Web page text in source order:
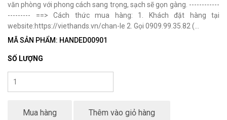
văn phòng với phong cách sang trọng, sạch sẽ gọn gàng. ------------
--------- ==> Cách thức mua hàng: 1. Khách đặt hàng tại
website:https://viethands.vn/chan-le 2. Gọi 0909.99.35.82 (...
MÃ SẢN PHẨM: HANDED00901
SỐ LƯỢNG
Mua hàng Thêm vào giỏ hàng